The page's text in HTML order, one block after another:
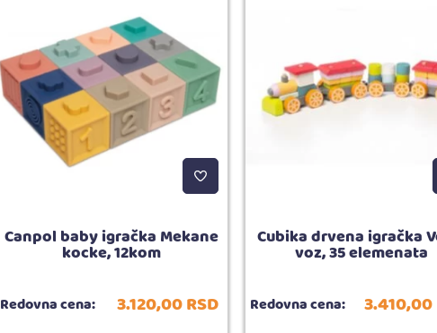
Canpol baby igračka Mekane
kocke, 12kom
Redovna cena: 3.120,00RSD
Cubika drvena igračka
voz, 35 elemenata
Redovna cena: 3.410,00